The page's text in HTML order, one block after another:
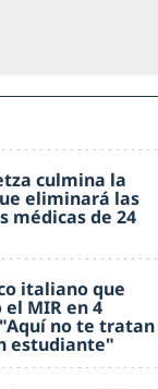
culmina la
eliminará las
médicas de 24
italiano que
MIR en 4
no te tratan
estudiante"